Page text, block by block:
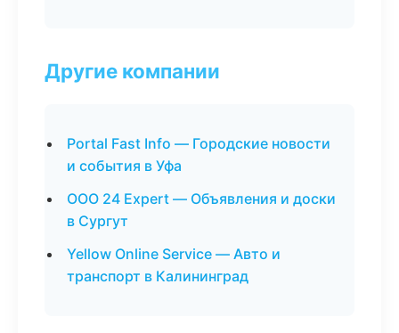
Другие компании
Portal Fast Info — Городские новости
и события в Уфа
ООО 24 Expert — Объявления и доски
в Сургут
Yellow Online Service — Авто и
транспорт в Калининград